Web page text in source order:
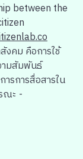
between the
งคม คือการใช้
ามสัมพันธ์
ารการสื่อสารใน
ณะ -